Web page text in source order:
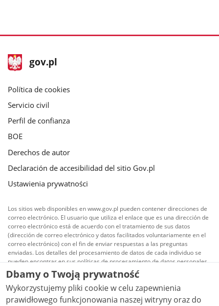
stopka
gov.pl
Página
gov.pl
gov.pl
Política de cookies
Servicio civil
Perfil de confianza
BOE
Derechos de autor
Declaración de accesibilidad del sitio Gov.pl
Ustawienia prywatności
Los sitios web disponibles en www.gov.pl pueden contener direcciones de
correo electrónico. El usuario que utiliza el enlace que es una dirección de
correo electrónico está de acuerdo con el tratamiento de sus datos
(dirección de correo electrónico y datos facilitados voluntariamente en el
correo electrónico) con el fin de enviar respuestas a las preguntas
enviadas. Los detalles del procesamiento de datos de cada individuo se
pueden encontrar en sus políticas de procesamiento de datos personales.
Todo el contenido publicado en el sitio es licenciado
Creative Commons Reconocimiento 3.0 Polonia
menos que se indique lo contrario.
Dbamy o Twoją prywatność
Wykorzystujemy pliki cookie w celu zapewnienia
prawidłowego funkcjonowania naszej witryny oraz do